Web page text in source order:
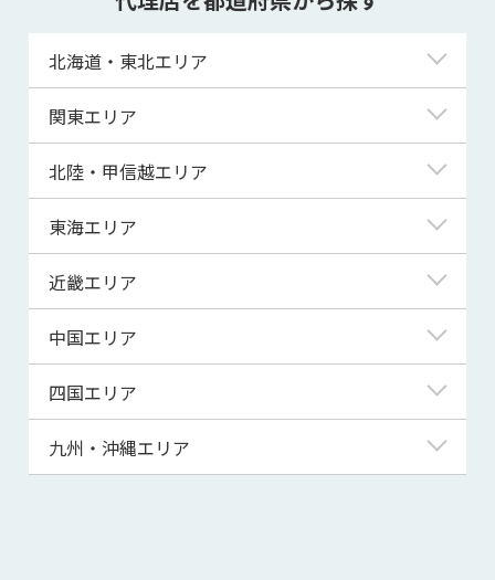
北海道・東北エリア
北海道
青森県
宮城県
秋田県
山形県
関東エリア
東京都
神奈川県
埼玉県
千葉県
茨城県
群馬県
北陸・甲信越エリア
新潟県
富山県
福井県
山梨県
長野県
東海エリア
岐阜県
静岡県
三重県
近畿エリア
滋賀県
京都府
大阪府
兵庫県
中国エリア
鳥取県
島根県
四国エリア
徳島県
九州・沖縄エリア